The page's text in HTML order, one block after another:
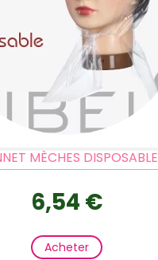
MÈCHES DISPOSABLE
6,54 €
Acheter